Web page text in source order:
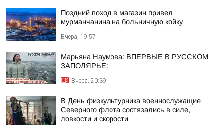
Поздний поход в магазин привел
мурманчанина на больничную койку
Вчера, 19:57
Марьяна Наумова: ВПЕРВЫЕ В РУССКОМ
ЗАПОЛЯРЬЕ:
Вчера, 20:39
В День физкультурника военнослужащие
Северного флота состязались в силе,
ловкости и скорости